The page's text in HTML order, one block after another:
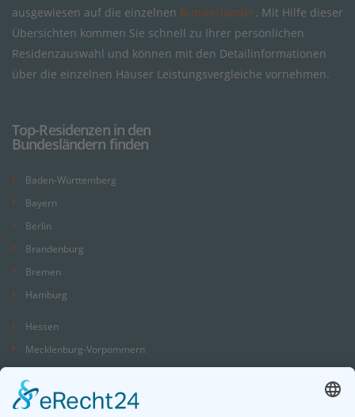
ausgewiesen auf die einzelnen Bundesländer. Mit Hilfe dieser
Übersichten kommen Sie schnell zu Ihrer persönlichen
Residenzauswahl und können mit den Detailinformationen
über die einzelnen Häuser Leistungsvergleiche vornehmen.
Top-Residenzen in den
Bundesländern finden
Baden-Württemberg
Bayern
Berlin
Brandenburg
Bremen
Hamburg
Hessen
Mecklenburg-Vorpommern
Niedersachsen
Nordrhein-Westfalen